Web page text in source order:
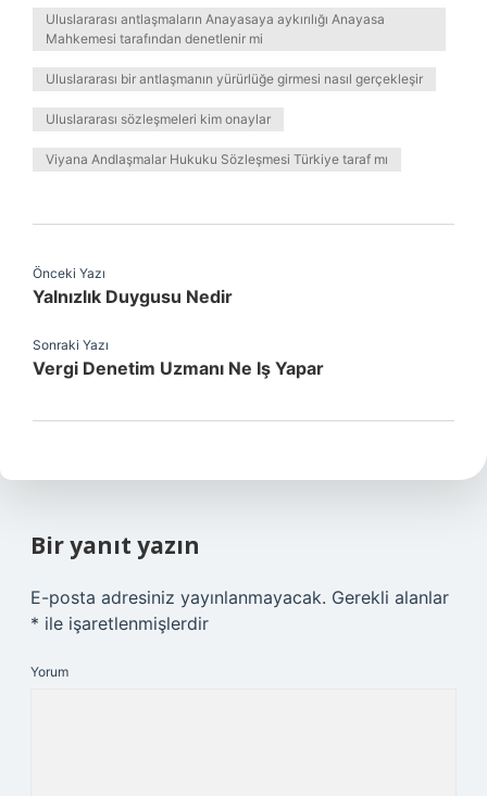
Uluslararası antlaşmaların Anayasaya aykırılığı Anayasa
Mahkemesi tarafından denetlenir mi
Uluslararası bir antlaşmanın yürürlüğe girmesi nasıl gerçekleşir
Uluslararası sözleşmeleri kim onaylar
Viyana Andlaşmalar Hukuku Sözleşmesi Türkiye taraf mı
Önceki Yazı
Yalnızlık Duygusu Nedir
Sonraki Yazı
Vergi Denetim Uzmanı Ne Iş Yapar
Bir yanıt yazın
E-posta adresiniz yayınlanmayacak. Gerekli alanlar
* ile işaretlenmişlerdir
Yorum